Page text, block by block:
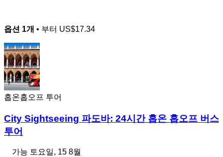
옵션 1개 • 부터 US$17.34
홉온홉오프 투어
City Sightseeing 파도바: 24시간 홉온 홉오프 버스
투어
가능 토요일, 15 8월